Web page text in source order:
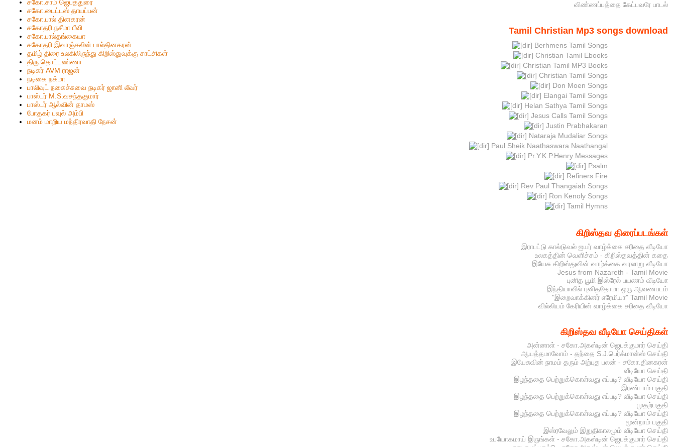
சகோ.சாம் ஜெபத்துரை
சகோ.டைட்டஸ் தாயப்பன்
சகோ.பால் தினகரன்
சகோதரி.நசீமா பீவி
ச‌கோ.பால்த‌ங்கையா
ச‌கோதரி.இவாஞ்சலின் பால்தின‌க‌ர‌ன்
தமிழ் திரை உலகிலிருந்து கிறிஸ்துவுக்கு சாட்சிகள்
திரு.தொட்டண்ணா
நடிகர் AVM ராஜன்
நடிகை நக்மா
பாலிவுட் நகைச்சுவை நடிகர் ஜானி லீவர்
பாஸ்டர் M.S.வசந்தகுமார்
பாஸ்டர் ஆல்வின் தாமஸ்
போதகர் பவுல் அம்பி
மனம் மாறிய மந்திரவாதி நேசன்
விண்ணப்பத்தை கேட்பவரே பாடல்
Tamil Christian Mp3 songs download
Berhmens Tamil Songs
Christian Tamil Ebooks
Christian Tamil MP3 Books
Christian Tamil Songs
Don Moen Songs
Elangai Tamil Songs
Helan Sathya Tamil Songs
Jesus Calls Tamil Songs
Justin Prabhakaran
Nataraja Mudaliar Songs
Paul Sheik Naathaswara Naathangal
Pr.Y.K.P.Henry Messages
Psalm
Refiners Fire
Rev Paul Thangaiah Songs
Ron Kenoly Songs
Tamil Hymns
கிறிஸ்தவ திரைப்படங்கள்
இராபட்டு கால்டுவல் ஐயர் வாழ்க்கை சரிதை வீடியோ
உலகத்தின் வெளிச்சம் - கிறிஸ்தவத்தின் கதை
இயேசு கிறிஸ்துவின் வாழ்க்கை வரலாறு வீடியோ
Jesus from Nazareth - Tamil Movie
புனித பூமி இஸ்ரேல் பயணம் வீடியோ
இந்தியாவில் புனிததோமா ஒரு ஆவணபடம்
"இறைவாக்கினர் எரேமியா" Tamil Movie
வில்லியம் கேரியின் வாழ்க்கை சரிதை வீடியோ
கிறிஸ்தவ வீடியோ செய்திகள்
அன்னாள் - சகோ.அகஸ்டின் ஜெபக்குமார் செய்தி
ஆயத்தமாவோம் - தந்தை S.J.பெர்க்மான்ஸ் செய்தி
இயேசுவின் நாமம் தரும் அற்புத பலன் - சகோ.தினகரன்
வீடியோ செய்தி
இழந்ததை பெற்றுக்கொள்வது எப்படி? வீடியோ செய்தி
இரண்டாம் பகுதி
இழந்ததை பெற்றுக்கொள்வது எப்படி? வீடியோ செய்தி
முதற்பகுதி
இழந்ததை பெற்றுக்கொள்வது எப்படி? வீடியோ செய்தி
மூன்றாம் பகுதி
இஸ்ரவேலும் இறுதிகாலமும் வீடியோ செய்தி
உபயோகமாய் இருங்கள் - சகோ.அகஸ்டின் ஜெபக்குமார் செய்தி